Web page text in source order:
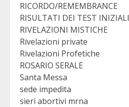
RICORDO/REMEMBRANCE
RISULTATI DEI TEST INIZIALI
RIVELAZIONI MISTICHE
Rivelazioni private
Rivelazioni Profetiche
ROSARIO SERALE
Santa Messa
sede impedita
sieri abortivi mrna